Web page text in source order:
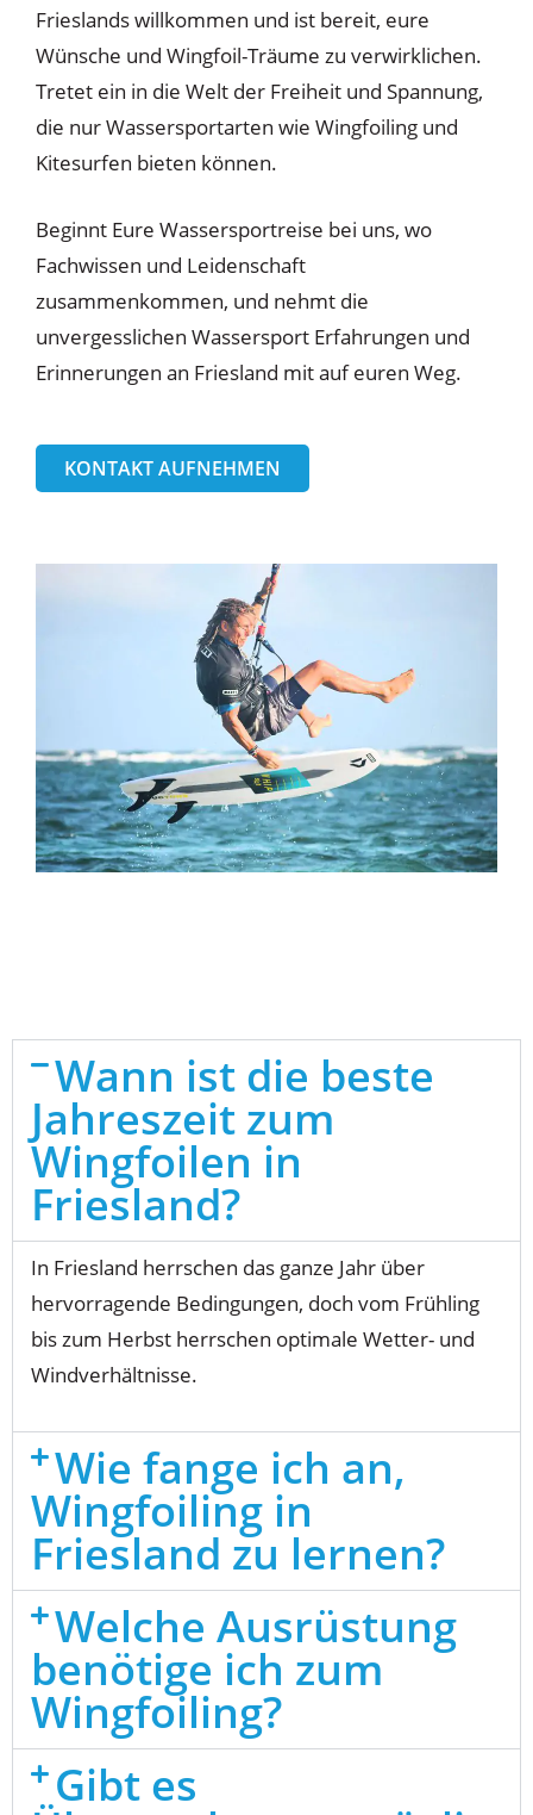
Frieslands willkommen und ist bereit, eure
Wünsche und Wingfoil-Träume zu verwirklichen.
Tretet ein in die Welt der Freiheit und Spannung,
die nur Wassersportarten wie Wingfoiling und
Kitesurfen bieten können.
Beginnt Eure Wassersportreise bei uns, wo
Fachwissen und Leidenschaft
zusammenkommen, und nehmt die
unvergesslichen Wassersport Erfahrungen und
Erinnerungen an Friesland mit auf euren Weg.
KONTAKT AUFNEHMEN
Wann ist die beste
Jahreszeit zum
Wingfoilen in
Friesland?
In Friesland herrschen das ganze Jahr über
hervorragende Bedingungen, doch vom Frühling
bis zum Herbst herrschen optimale Wetter- und
Windverhältnisse.
Wie fange ich an,
Wingfoiling in
Friesland zu lernen?
Welche Ausrüstung
benötige ich zum
Wingfoiling?
Gibt es